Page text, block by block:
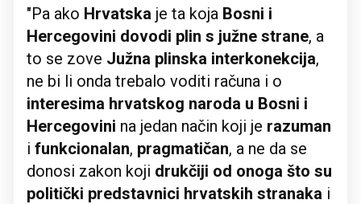
"Pa ako Hrvatska je ta koja Bosni i
Hercegovini dovodi plin s južne strane, a
to se zove Južna plinska interkonekcija,
ne bi li onda trebalo voditi računa i o
interesima hrvatskog naroda u Bosni i
Hercegovini na jedan način koji je razuman
i funkcionalan, pragmatičan, a ne da se
donosi zakon koji drukčiji od onoga što su
politički predstavnici hrvatskih stranaka i